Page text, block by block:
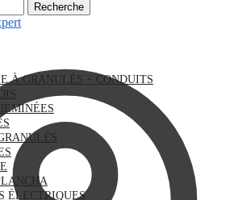
Recherche
Recherche
À GRANULÉS + CONDUITS
ÉLECTRIQUES